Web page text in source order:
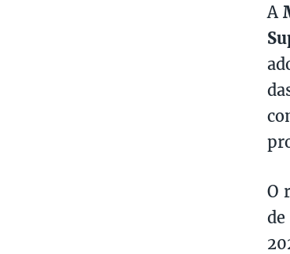
A
O